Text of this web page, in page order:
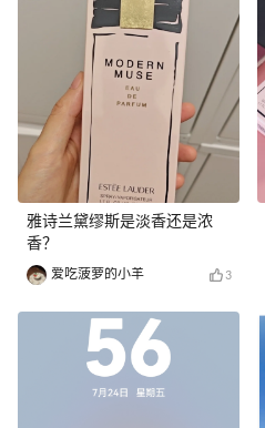
雅诗兰黛缪斯是淡香还是浓
香？
爱吃菠萝的小羊 3